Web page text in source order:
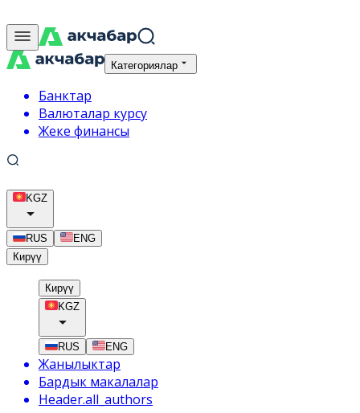
Категориялар
Банктар
Валюталар курсу
Жеке финансы
KGZ
RUS
ENG
Кирүү
Кирүү
KGZ
RUS ENG
Жанылыктар
Бардык макалалар
Header.all_authors